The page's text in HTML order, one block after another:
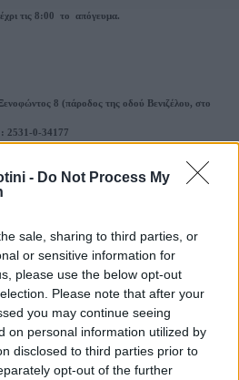
- Do Not Process My
sale, sharing to third parties, or
or sensitive information for
please use the below opt-out
Please note that after your
you may continue seeing
on personal information utilized by
disclosed to third parties prior to
opt-out of the further
τις 8:00 το απόγευμα.
8 (πάροδος της οδού Βενιζέλου, στο
2531-0-34177
25313-52400
25310-22756
25310-82177
25310-83300